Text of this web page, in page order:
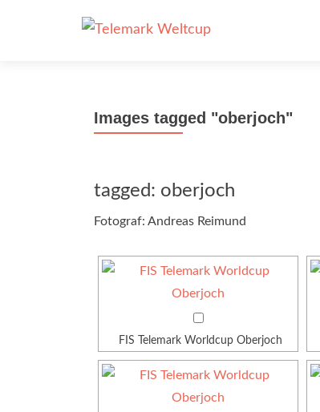
Images tagged "oberjoch"
tagged: oberjoch
Fotograf: Andreas Reimund
FIS Telemark Worldcup Oberjoch